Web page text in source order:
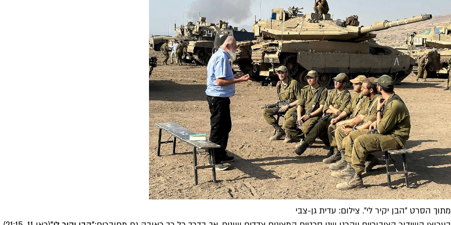
מתוך הסרט "הבן יקיר לי". צילום: עדית גן-צבי